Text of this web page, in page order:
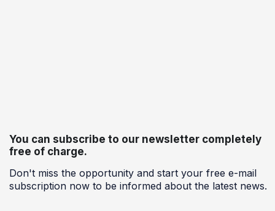
You can subscribe to our newsletter completely
free of charge.
Don't miss the opportunity and start your free e-mail
subscription now to be informed about the latest news.